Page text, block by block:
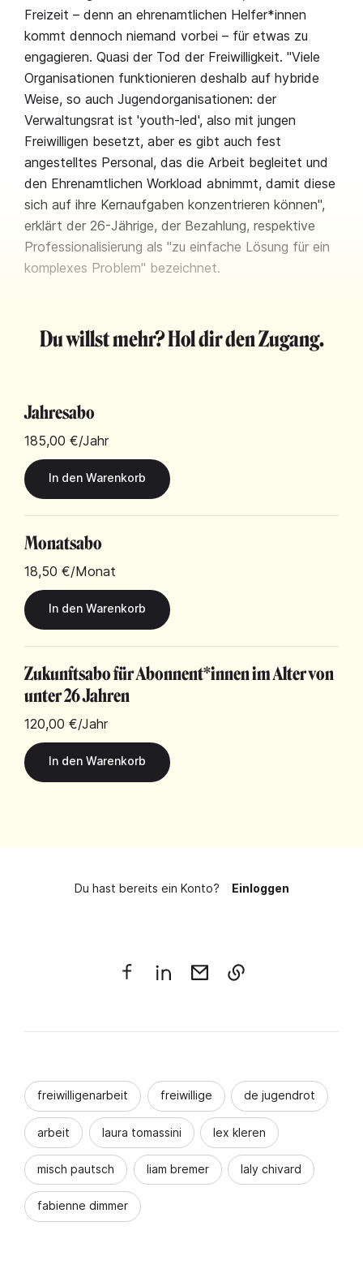
Freizeit – denn an ehrenamtlichen Helfer*innen
kommt dennoch niemand vorbei – für etwas zu
engagieren. Quasi der Tod der Freiwilligkeit. "Viele
Organisationen funktionieren deshalb auf hybride
Weise, so auch Jugendorganisationen: der
Verwaltungsrat ist 'youth-led', also mit jungen
Freiwilligen besetzt, aber es gibt auch fest
angestelltes Personal, das die Arbeit begleitet und
den Ehrenamtlichen Workload abnimmt, damit diese
sich auf ihre Kernaufgaben konzentrieren können",
erklärt der 26-Jährige, der Bezahlung, respektive
Professionalisierung als "zu einfache Lösung für ein
komplexes Problem" bezeichnet.
Du willst mehr? Hol dir den Zugang.
Jahresabo
185,00 €/Jahr
Monatsabo
18,50 €/Monat
Zukunftsabo für Abonnent*innen im Alter von
unter 26 Jahren
120,00 €/Jahr
Du hast bereits ein Konto? Einloggen
freiwilligenarbeit freiwillige de jugendrot
arbeit laura tomassini lex kleren
misch pautsch liam bremer laly chivard
fabienne dimmer